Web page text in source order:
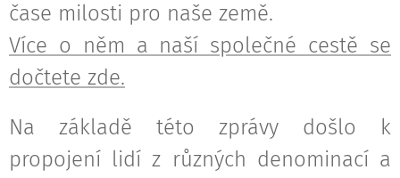
čase milosti pro naše země.
Více o něm a naší společné cestě se
dočtete zde.
Na základě této zprávy došlo k
propojení lidí z různých denominací a